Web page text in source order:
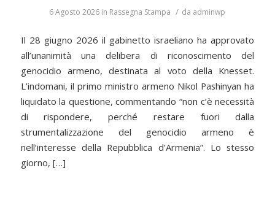
6 Agosto 2026 in Rassegna Stampa / da adminwp
Il 28 giugno 2026 il gabinetto israeliano ha approvato
all’unanimità una delibera di riconoscimento del
genocidio armeno, destinata al voto della Knesset.
L’indomani, il primo ministro armeno Nikol Pashinyan ha
liquidato la questione, commentando “non c’è necessità
di rispondere, perché restare fuori dalla
strumentalizzazione del genocidio armeno è
nell’interesse della Repubblica d’Armenia”. Lo stesso
giorno, […]